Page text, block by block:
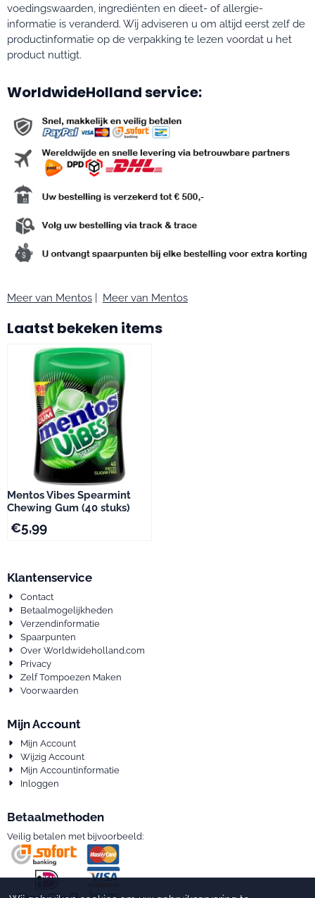
voedingswaarden, ingrediënten en dieet- of allergie-
informatie is veranderd. Wij adviseren u om altijd eerst zelf de
productinformatie op de verpakking te lezen voordat u het
product nuttigt.
WorldwideHolland service:
Meer van Mentos Meer van Mentos
Laatst bekeken items
Mentos Vibes Spearmint
Chewing Gum (40 stuks)
€5,99
Klantenservice
Contact
Betaalmogelijkheden
Verzendinformatie
Spaarpunten
Over Worldwideholland.com
Privacy
Zelf Tompoezen Maken
Voorwaarden
Mijn Account
Mijn Account
Wijzig Account
Mijn Accountinformatie
Inloggen
Betaalmethoden
Veilig betalen met bijvoorbeeld: